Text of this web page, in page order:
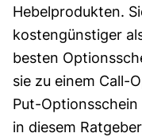
Hebelprodukten.
kostengünstiger
besten
sie zu einem Call-
Put-
in diesem